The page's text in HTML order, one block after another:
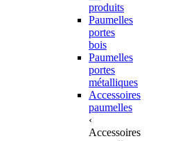
produits
Paumelles
portes
bois
Paumelles
portes
métalliques
Accessoires
paumelles
‹
Accessoires